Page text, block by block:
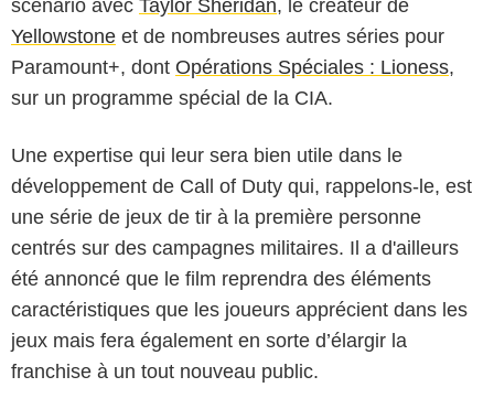
scénario avec Taylor Sheridan, le créateur de
Yellowstone et de nombreuses autres séries pour
Paramount+, dont Opérations Spéciales : Lioness,
sur un programme spécial de la CIA.
Une expertise qui leur sera bien utile dans le
développement de Call of Duty qui, rappelons-le, est
une série de jeux de tir à la première personne
centrés sur des campagnes militaires. Il a d'ailleurs
été annoncé que le film reprendra des éléments
caractéristiques que les joueurs apprécient dans les
jeux mais fera également en sorte d’élargir la
franchise à un tout nouveau public.